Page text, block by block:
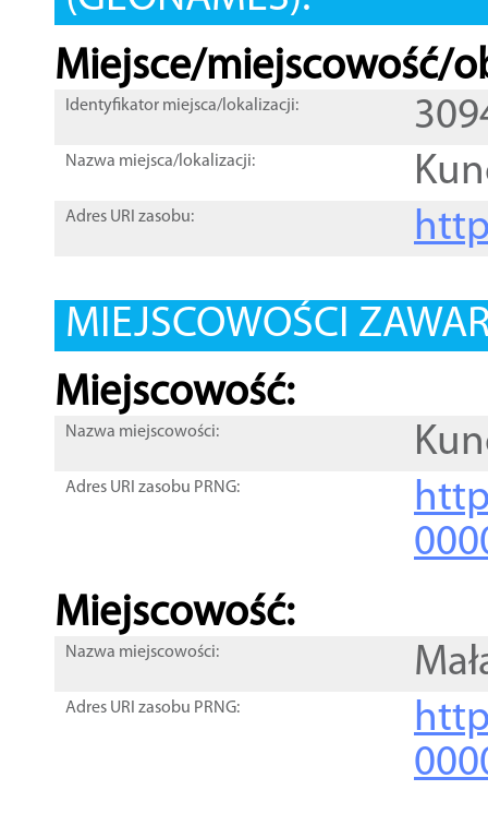
Miejsce/miejscowość/
Identyfikator miejsca/lokalizacji:
Nazwa miejsca/lokalizacji:
Adres URI zasobu:
MIEJSCOWOŚCI
Miejscowość:
Nazwa miejscowości:
Adres URI zasobu PRNG:
Miejscowość:
Nazwa miejscowości:
Adres URI zasobu PRNG: